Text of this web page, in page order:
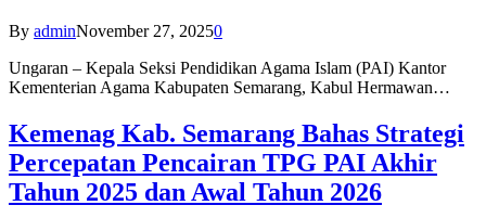
By adminNovember 27, 20250
Ungaran – Kepala Seksi Pendidikan Agama Islam (PAI) Kantor
Kementerian Agama Kabupaten Semarang, Kabul Hermawan…
Kemenag Kab. Semarang Bahas Strategi
Percepatan Pencairan TPG PAI Akhir
Tahun 2025 dan Awal Tahun 2026